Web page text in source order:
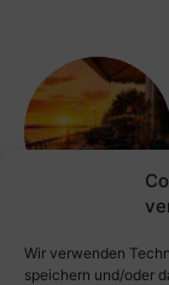
Wir verwenden
speichern und/oder